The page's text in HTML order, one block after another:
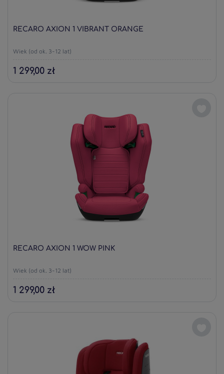
RECARO AXION 1 VIBRANT ORANGE
Wiek (od ok. 3-12 lat)
1 299,00 zł
RECARO AXION 1 WOW PINK
Wiek (od ok. 3-12 lat)
1 299,00 zł